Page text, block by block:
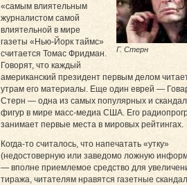
Г. Стерн
«самым влиятельным
журналистом самой
влиятельной в мире
газеты «Нью-Йорк таймс»
считается Томас Фридман.
Говорят, что каждый
американский президент первым делом
утрам его материалы. Еще один еврей —
Стерн — одна из самых популярных и
фигур в мире масс-медиа США. Его
занимает первые места в мировых рейтингах.
Когда-то считалось, что напечатать «утку»
(недостоверную или заведомо ложную
— вполне приемлемое средство для
тиража, читателям нравятся газетные